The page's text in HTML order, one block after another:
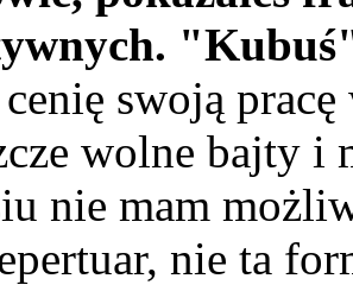
swoją
wolne bajty i
nie mam
nie ta